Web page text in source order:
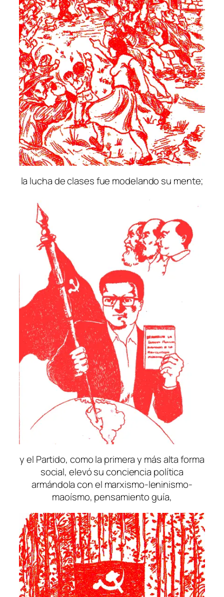
la lucha de clases fue modelando su mente;
y el Partido, como la primera y más alta forma
social, elevó su conciencia política
armándola con el marxismo-leninismo-
maoísmo, pensamiento guía,